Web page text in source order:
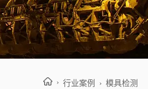
› 行业案例 › 模具检测